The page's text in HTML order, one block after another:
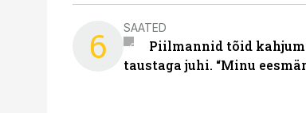
6 SAATED
Piilmannid tõid
taustaga juhi. “Minu